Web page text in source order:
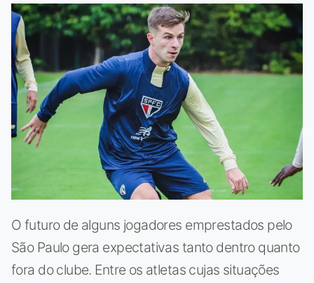
O futuro de alguns jogadores emprestados pelo
São Paulo gera expectativas tanto dentro quanto
fora do clube. Entre os atletas cujas situações